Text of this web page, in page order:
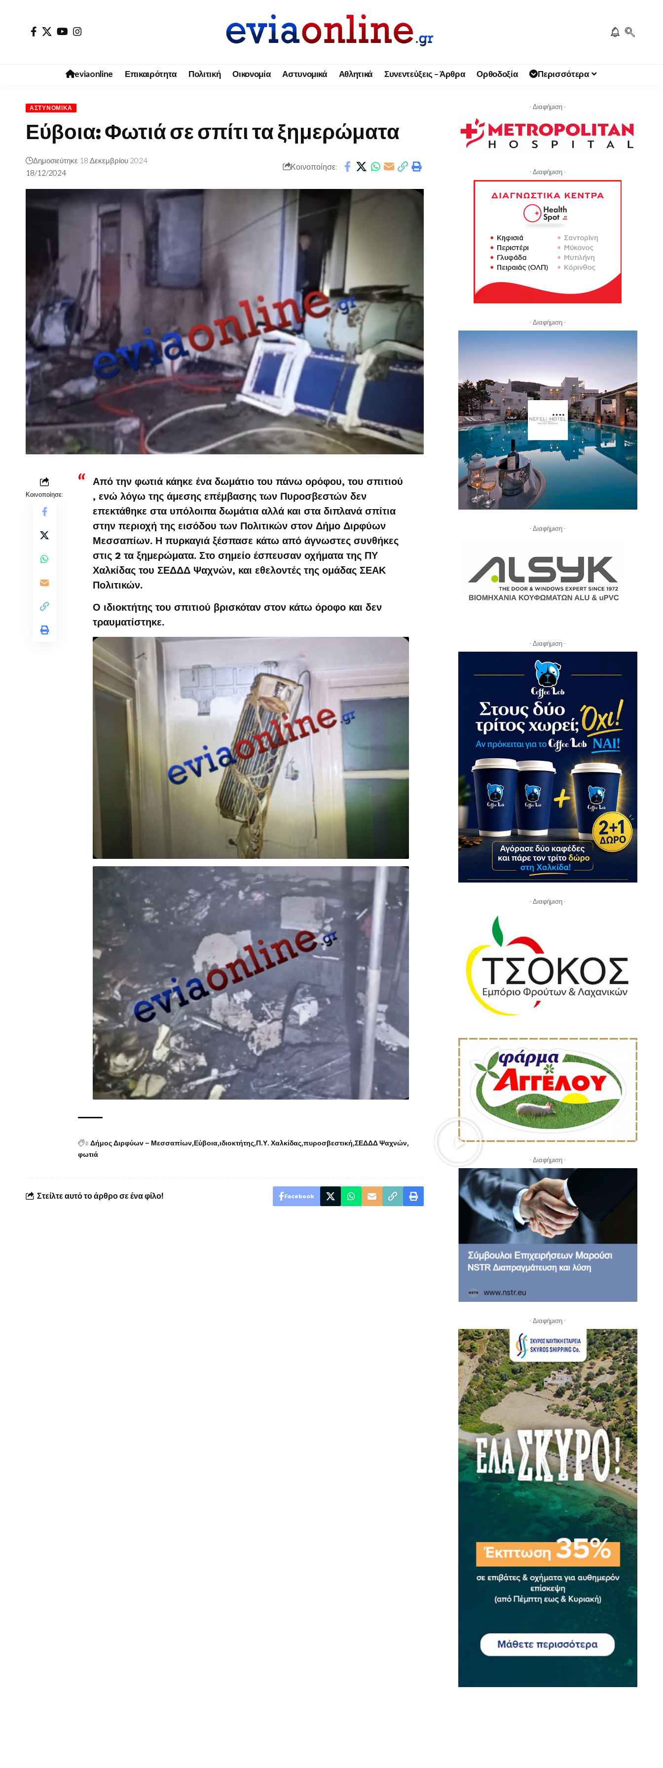
eviaonline Επικαιρότητα Πολιτική Οικονομία Αστυνομικά Αθλητικά Συνεντεύξεις – Άρθρα Ορθοδοξία Περισσότερα
ΑΣΤΥΝΟΜΙΚΆ
Εύβοια: Φωτιά σε σπίτι τα ξημερώματα
18/12/2024
Δημοσιεύτηκε 18 Δεκεμβρίου 2024
Κοινοποίησε:
Κοινοποίησε:
Από την φωτιά κάηκε ένα δωμάτιο του πάνω ορόφου, του σπιτιού
, ενώ λόγω της άμεσης επέμβασης των Πυροσβεστών δεν
επεκτάθηκε στα υπόλοιπα δωμάτια αλλά και στα διπλανά σπίτια
στην περιοχή της εισόδου των Πολιτικών στον Δήμο Διρφύων
Μεσσαπίων. Η πυρκαγιά ξέσπασε κάτω από άγνωστες συνθήκες
στις 2 τα ξημερώματα. Στο σημείο έσπευσαν οχήματα της ΠΥ
Χαλκίδας του ΣΕΔΔΔ Ψαχνών, και εθελοντές της ομάδας ΣΕΑΚ
Πολιτικών.
Ο ιδιοκτήτης του σπιτιού βρισκόταν στον κάτω όροφο και δεν
τραυματίστηκε.
#Δήμος Διρφύων – Μεσσαπίων Εύβοια ιδιοκτήτης Π.Υ. Χαλκίδας πυροσβεστική ΣΕΔΔΔ Ψαχνών
φωτιά
Στείλτε αυτό το άρθρο σε ένα φίλο! Facebook
- Διαφήμιση -
- Διαφήμιση -
- Διαφήμιση -
- Διαφήμιση -
- Διαφήμιση -
- Διαφήμιση -
- Διαφήμιση -
- Διαφήμιση -